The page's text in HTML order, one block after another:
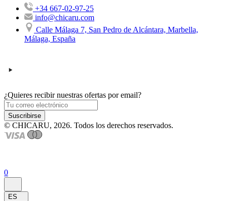
+34 667-02-97-25
info@chicaru.com
Calle Málaga 7, San Pedro de Alcántara, Marbella,
Málaga, España
¿Quieres recibir nuestras ofertas por email?
Suscribirse
© CHICARU, 2026. Todos los derechos reservados.
0
ES